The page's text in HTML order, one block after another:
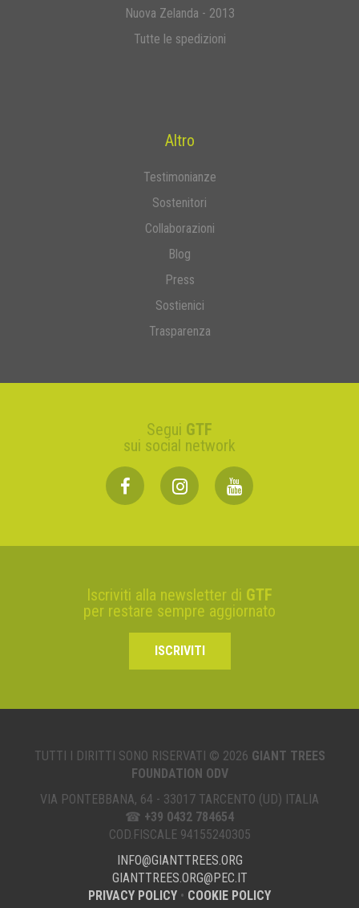
Nuova Zelanda - 2013
Tutte le spedizioni
Altro
Testimonianze
Sostenitori
Collaborazioni
Blog
Press
Sostienici
Trasparenza
Segui GTF
sui social network
Iscriviti alla newsletter di GTF
per restare sempre aggiornato
ISCRIVITI
TUTTI I DIRITTI SONO RISERVATI © 2026 GIANT TREES
FOUNDATION ODV
VIA PONTEBBANA, 64 - 33017 TARCENTO (UD) ITALIA
☎ +39 0432 784654
COD.FISCALE 94155240305
INFO@GIANTTREES.ORG
GIANTTREES.ORG@PEC.IT
PRIVACY POLICY • COOKIE POLICY